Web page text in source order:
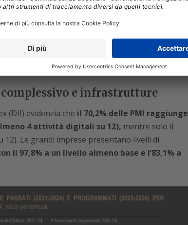
(27,6%) e la produzione
un utilizzo di IA superiore alla media, mentre
con almeno 10 addetti ha in programma
e infrastrutture
(DII) evidenzia che il 70,2% delle PMI raggiunge
4 attività digitali su 12), mentre solo il
12). Le grandi imprese presentano livelli di
il 97,8% a un livello almeno base e l’83,1% a